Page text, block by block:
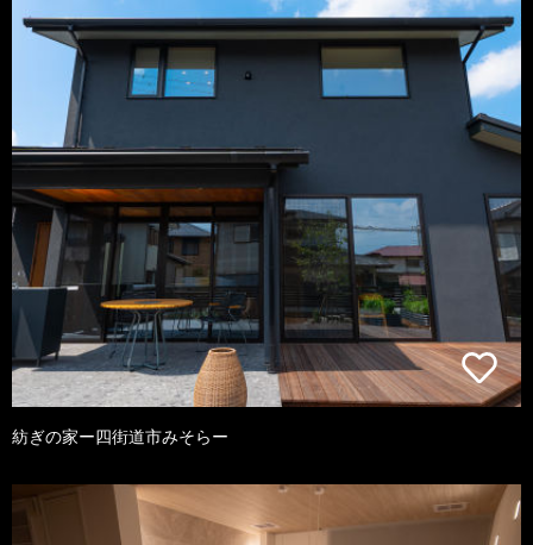
紡ぎの家ー四街道市みそらー